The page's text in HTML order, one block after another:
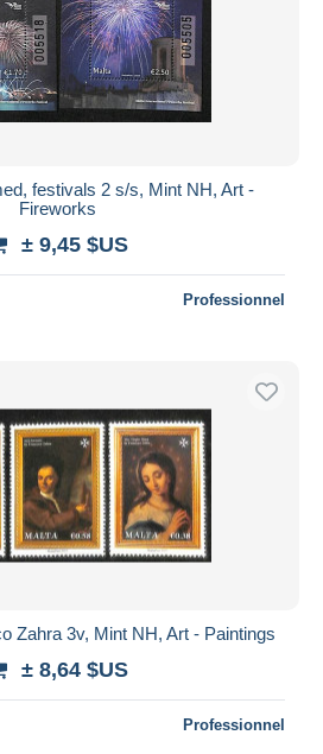
festivals 2 s/s, Mint NH, Art -
Fireworks
± 9,45 $US
Professionnel
Zahra 3v, Mint NH, Art - Paintings
± 8,64 $US
Professionnel